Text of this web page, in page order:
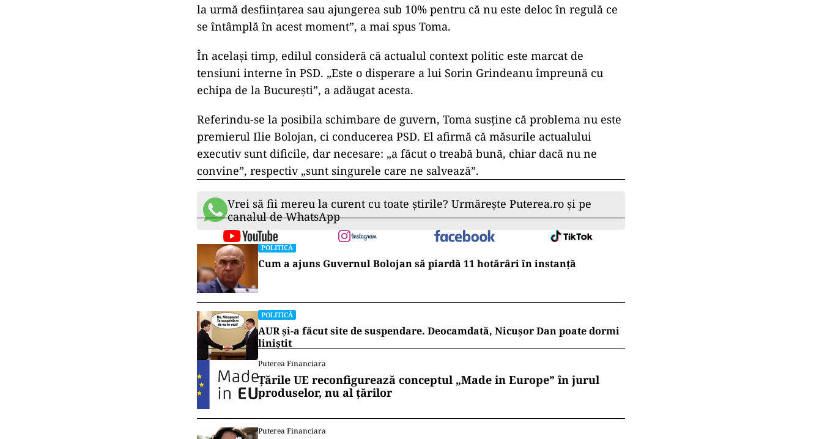
la urmă desființarea sau ajungerea sub 10% pentru că nu este deloc în regulă ce
se întâmplă în acest moment”, a mai spus Toma.
În același timp, edilul consideră că actualul context politic este marcat de
tensiuni interne în PSD. „Este o disperare a lui Sorin Grindeanu împreună cu
echipa de la București”, a adăugat acesta.
Referindu-se la posibila schimbare de guvern, Toma susține că problema nu este
premierul Ilie Bolojan, ci conducerea PSD. El afirmă că măsurile actualului
executiv sunt dificile, dar necesare: „a făcut o treabă bună, chiar dacă nu ne
convine”, respectiv „sunt singurele care ne salvează”.
Vrei să fii mereu la curent cu toate știrile? Urmărește Puterea.ro și pe
canalul de WhatsApp
POLITICĂ
Cum a ajuns Guvernul Bolojan să piardă 11 hotărâri în instanță
POLITICĂ
AUR și-a făcut site de suspendare. Deocamdată, Nicușor Dan poate dormi
liniștit
Puterea Financiara
Țările UE reconfigurează conceptul „Made in Europe” în jurul
produselor, nu al țărilor
Puterea Financiara